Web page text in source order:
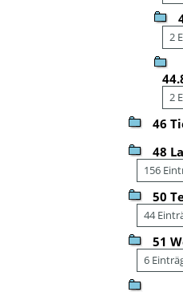
2
2
46
48
156
50
44
51
6